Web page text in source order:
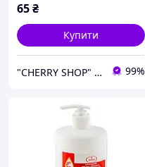
65₴
Купити
"CHERRY SHOP" Косметика, жіночий одяг та аксесуари 99%